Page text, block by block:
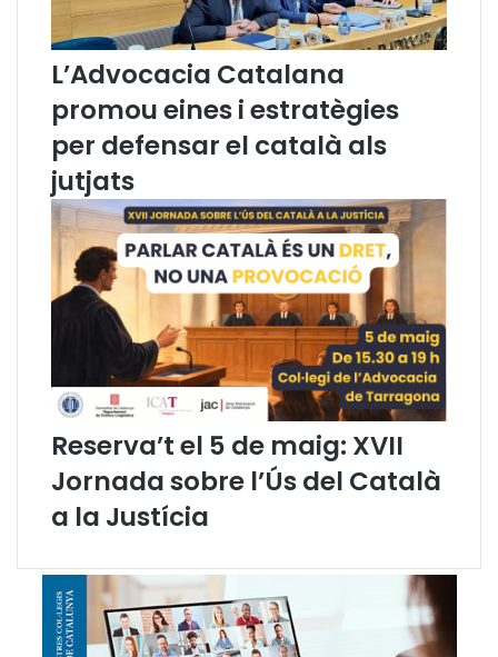
d
i
d
o
’
,
‘
m
d
i
…
u
l
u
r
l
i
a
m
b
i
e
n
a
l
L’Advocacia Catalana
promou eines i estratègies
per defensar el català als
jutjats
Reserva’t el 5 de maig: XVII
Jornada sobre l’Ús del Català
a la Justícia